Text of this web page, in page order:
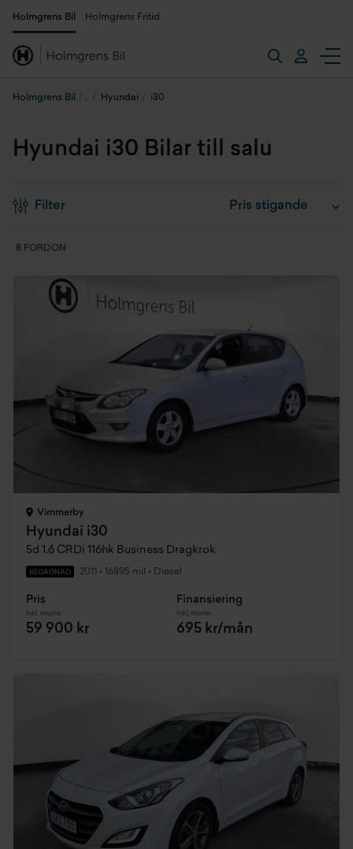
Holmgrens Bil Holmgrens Fritid
Holmgrens Bil Hyundai i30
Hyundai i30 Bilar till salu
Filter
8 FORDON
Vimmerby
Hyundai i30
5d 1.6 CRDi 116hk Business Dragkrok
BEGAGNAD 2011 • 16895 mil • Diesel
Pris
Inkl. moms
59 900 kr
Finansiering
Inkl. moms
695 kr/mån